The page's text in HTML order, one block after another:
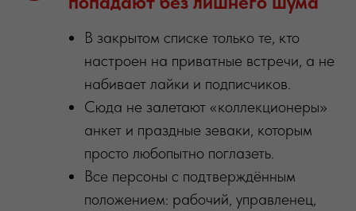
В закрытом списке только те, кто
настроен на приватные встречи, а не
набивает лайки и подписчиков.
Сюда не залетают «коллекционеры»
анкет и праздные зеваки, которым
просто любопытно поглазеть.
Все персоны с подтверждённым
положением: рабочий, управленец,